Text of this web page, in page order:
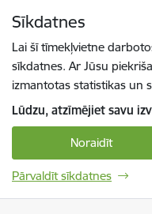
Sīkdatnes
Lai šī tīmekļvietne
sīkdatnes. Ar Jūsu
izmantotas statistikas un
Lūdzu, atzīmējiet savu
Noraidīt
Pārvaldīt sīkdatnes